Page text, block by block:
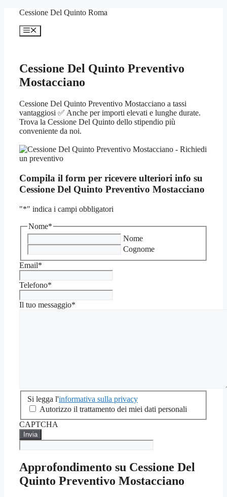
contenuto
Cessione Del Quinto Roma
Menu
Cessione Del Quinto Preventivo
Mostacciano
Cessione Del Quinto Preventivo Mostacciano a tassi
vantaggiosi ✅ Anche per importi elevati e lunghe durate.
Trova la Cessione Del Quinto dello stipendio più
conveniente da noi.
Compila il form per ricevere ulteriori info su
Cessione Del Quinto Preventivo Mostacciano
"*" indica i campi obbligatori
Nome*
Nome
Cognome
Email*
Telefono*
Il tuo messaggio*
Si
legga
sulla
privacy
Si legga l'informativa sulla privacy
Autorizzo il trattamento dei miei dati personali
CAPTCHA
Approfondimento su Cessione Del
Quinto Preventivo Mostacciano